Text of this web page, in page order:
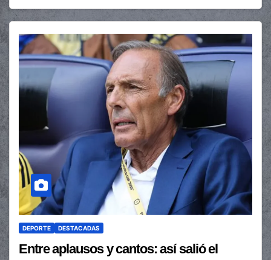
DEPORTE DESTACADAS
Entre aplausos y cantos: así salió el